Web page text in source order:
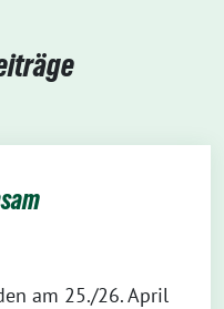
am 25./26. April